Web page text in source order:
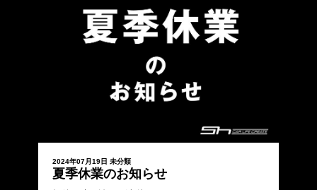
2024年07月19日 未分類
夏季休業のお知らせ